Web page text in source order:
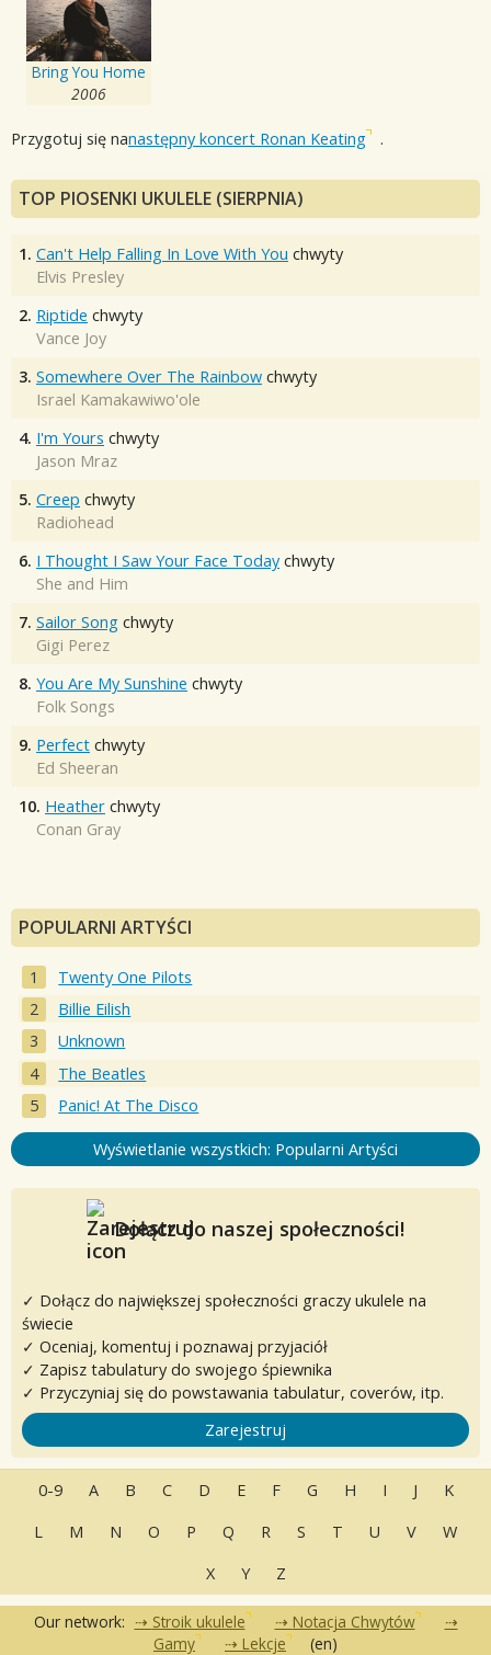
Bring You Home
2006
Przygotuj się nanastępny koncert Ronan Keating .
TOP PIOSENKI UKULELE (SIERPNIA)
1. Can't Help Falling In Love With You chwyty
Elvis Presley
2. Riptide chwyty
Vance Joy
3. Somewhere Over The Rainbow chwyty
Israel Kamakawiwo'ole
4. I'm Yours chwyty
Jason Mraz
5. Creep chwyty
Radiohead
6. I Thought I Saw Your Face Today chwyty
She and Him
7. Sailor Song chwyty
Gigi Perez
8. You Are My Sunshine chwyty
Folk Songs
9. Perfect chwyty
Ed Sheeran
10. Heather chwyty
Conan Gray
POPULARNI ARTYŚCI
Twenty One Pilots
Billie Eilish
Unknown
The Beatles
Panic! At The Disco
Wyświetlanie wszystkich: Popularni Artyści
Dołącz do naszej społeczności!
✓ Dołącz do największej społeczności graczy ukulele na
świecie
✓ Oceniaj, komentuj i poznawaj przyjaciół
✓ Zapisz tabulatury do swojego śpiewnika
✓ Przyczyniaj się do powstawania tabulatur, coverów, itp.
Zarejestruj
0-9 A B C D E F G H I J
K
L
M N O P Q R S T U V
W
X
Y Z
Our network: Stroik ukulele
Notacja Chwytów
Gamy
Lekcje (en)